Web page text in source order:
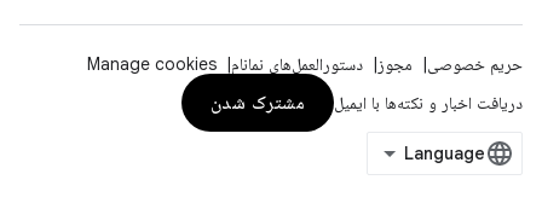
حریم خصوصی مجوز دستورالعمل‌های نمانام
Manage cookies
دریافت اخبار و نکته‌ها با ایمیل
مشترک شدن